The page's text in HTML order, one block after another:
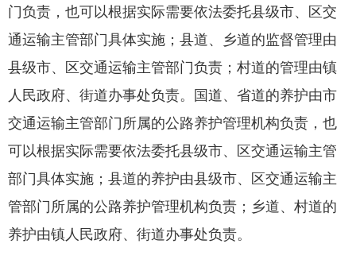
门负责，也可以根据实际需要依法委托县级市、区交
通运输主管部门具体实施；县道、乡道的监督管理由
县级市、区交通运输主管部门负责；村道的管理由镇
人民政府、街道办事处负责。国道、省道的养护由市
交通运输主管部门所属的公路养护管理机构负责，也
可以根据实际需要依法委托县级市、区交通运输主管
部门具体实施；县道的养护由县级市、区交通运输主
管部门所属的公路养护管理机构负责；乡道、村道的
养护由镇人民政府、街道办事处负责。